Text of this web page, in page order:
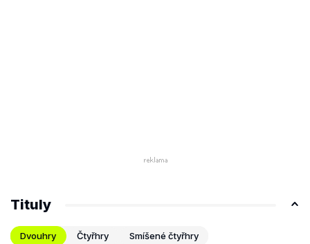
Tituly
Dvouhry Čtyřhry Smíšené čtyřhry